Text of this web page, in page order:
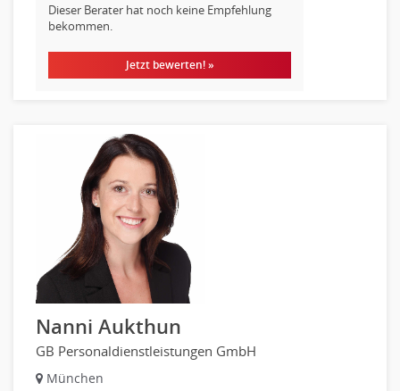
Finanzen Prozessmanagement
Wirtschaftsprüfung
Arbeitssicherheit
Montage
Beauty, Wellness
Elektrik, Sanitär, Heizung, Klima
Fertigung, Produktion
Gastronomie, Hotellerie
Holzhandwerk
Handwerk, Dienstleistung & Fertigung Leitung, Teamleitung
Maler, Lackierer
Mechaniker
Dieser Berater hat noch keine Empfehlung
bekommen.
Jetzt bewerten! »
Nanni Aukthun
GB Personaldienstleistungen GmbH
München